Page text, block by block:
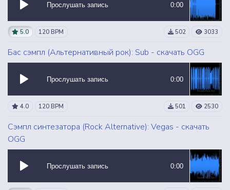
Прослушать запись 0:00
5.0 120 BPM 502 3033
Бас сэмпл (Альтернативный рок): Sub - скачать OGG
Прослушать запись 0:00
4.0 120 BPM 501 2530
Сэмпл синтезатора (Rock Alternative): Vegas - скачать
OGG
Прослушать запись 0:00